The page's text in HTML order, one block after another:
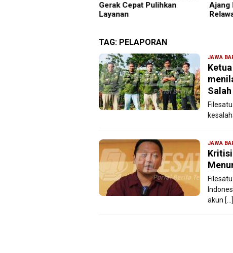
Gerak Cepat Pulihkan
Layanan
Ajang
TAG: PELAPORAN
JAWA
JAWA
Kritisi
akun […]